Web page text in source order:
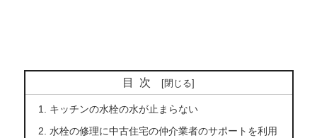
目次
キッチンの水栓の水が止まらない
水栓の修理に中古住宅の仲介業者のサポートを利用